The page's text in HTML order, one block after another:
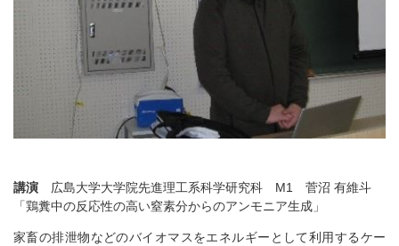
講演 広島大学大学院先進理工系科学研究科 M1 菅沼 有維斗
「鶏糞中の反応性の高い窒素分からのアンモニア生成」
家畜の排泄物などのバイオマスをエネルギーとして利用するケー